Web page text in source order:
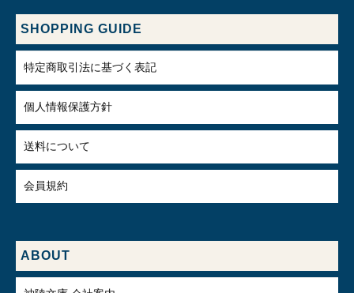
SHOPPING GUIDE
特定商取引法に基づく表記
個人情報保護方針
送料について
会員規約
ABOUT